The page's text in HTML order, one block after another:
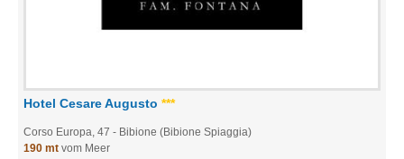
Hotel Cesare Augusto ***
Corso Europa, 47 - Bibione (Bibione Spiaggia)
190 mt vom Meer